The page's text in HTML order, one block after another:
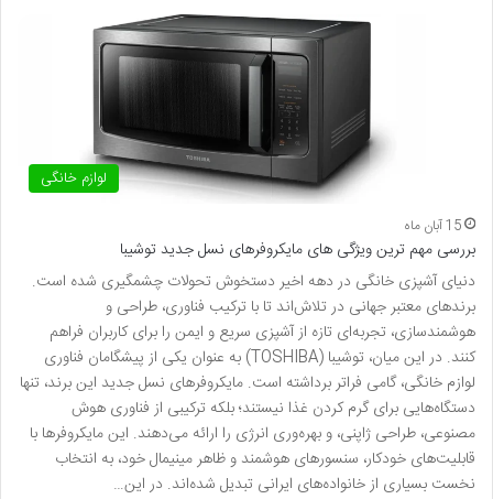
لوازم خانگی
15 آبان ماه
بررسی مهم ترین ویژگی های مایکروفرهای نسل جدید توشیبا
دنیای آشپزی خانگی در دهه اخیر دستخوش تحولات چشمگیری شده است.
برندهای معتبر جهانی در تلاش‌اند تا با ترکیب فناوری، طراحی و
هوشمندسازی، تجربه‌ای تازه از آشپزی سریع و ایمن را برای کاربران فراهم
کنند. در این میان، توشیبا (TOSHIBA) به عنوان یکی از پیشگامان فناوری
لوازم خانگی، گامی فراتر برداشته است. مایکروفرهای نسل جدید این برند، تنها
دستگاه‌هایی برای گرم کردن غذا نیستند؛ بلکه ترکیبی از فناوری هوش
مصنوعی، طراحی ژاپنی، و بهره‌وری انرژی را ارائه می‌دهند. این مایکروفرها با
قابلیت‌های خودکار، سنسورهای هوشمند و ظاهر مینیمال خود، به انتخاب
نخست بسیاری از خانواده‌های ایرانی تبدیل شده‌اند. در این…